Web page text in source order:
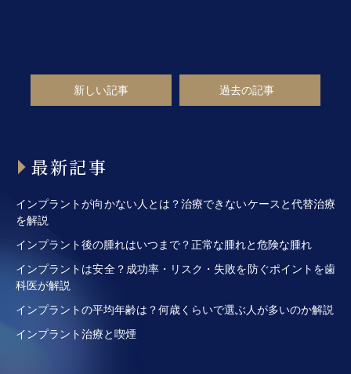
新しい記事 過去の記事
最新記事
インプラントが向かない人とは？治療できないケースと代替治療
を解説
インプラント後の腫れはいつまで？正常な腫れと危険な腫れ
インプラントは安全？成功率・リスク・失敗を防ぐポイントを歯
科医が解説
インプラントの平均年齢は？何歳くらいで選ぶ人が多いのか解説
インプラント治療と喫煙